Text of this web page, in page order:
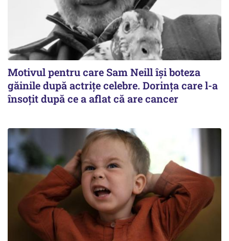
Motivul pentru care Sam Neill își boteza
găinile după actrițe celebre. Dorința care l-a
însoțit după ce a aflat că are cancer